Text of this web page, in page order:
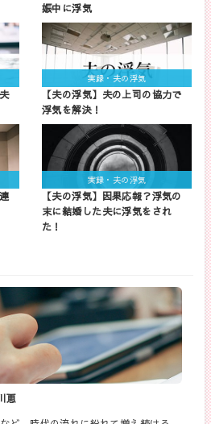
娠中に浮気
実録・夫の浮気
【夫の浮気】夫の上司の協力で
浮気を解決！
実録・夫の浮気
【夫の浮気】因果応報？浮気の
末に結婚した夫に浮気をされ
た！
恵